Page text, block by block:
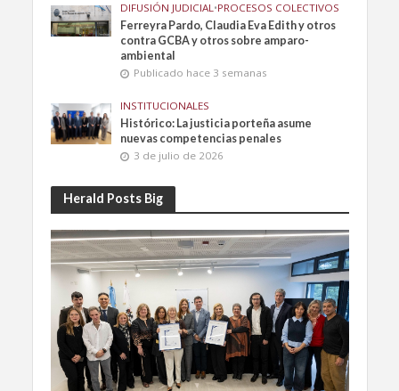
DIFUSIÓN JUDICIAL•PROCESOS COLECTIVOS
Ferreyra Pardo, Claudia Eva Edith y otros
contra GCBA y otros sobre amparo-
ambiental
Publicado hace 3 semanas
INSTITUCIONALES
Histórico: La justicia porteña asume
nuevas competencias penales
3 de julio de 2026
Herald Posts Big